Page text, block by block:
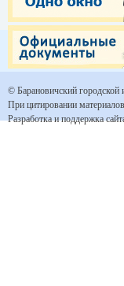
© Барановичский городской
При цитировании
Разработка и поддержка